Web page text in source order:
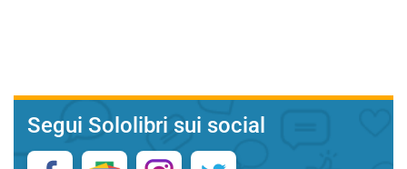
Segui Sololibri sui social